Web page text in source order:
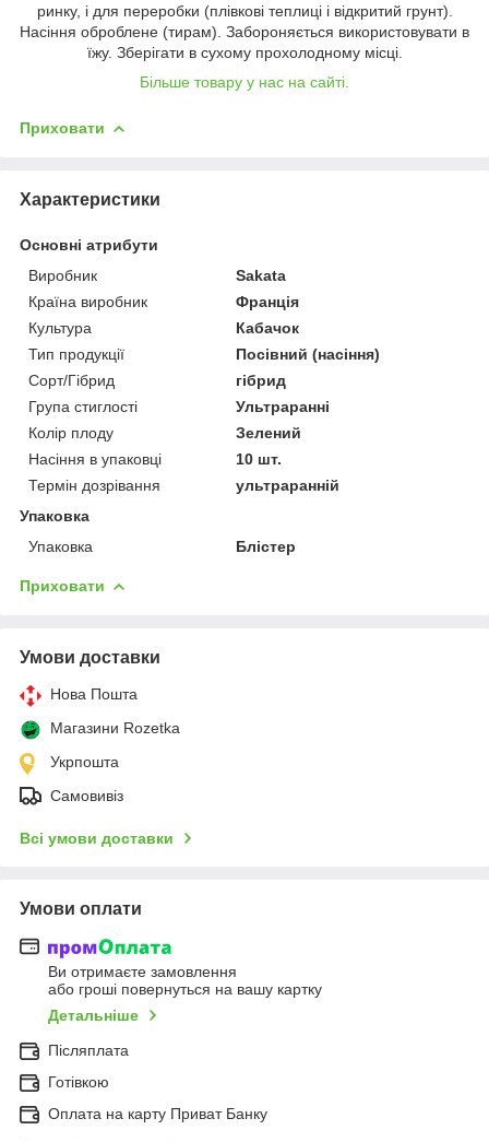
ринку, і для переробки (плівкові теплиці і відкритий грунт).
Насіння оброблене (тирам). Забороняється використовувати в
їжу. Зберігати в сухому прохолодному місці.
Більше товару у нас на сайті.
Приховати
Характеристики
Основні атрибути
Виробник
Sakata
Країна виробник
Франція
Культура
Кабачок
Тип продукції
Посівний (насіння)
Сорт/Гібрид
гібрид
Група стиглості
Ультраранні
Колір плоду
Зелений
Насіння в упаковці
10 шт.
Термін дозрівання
ультраранній
Упаковка
Упаковка
Блістер
Приховати
Умови доставки
Нова Пошта
Магазини Rozetka
Укрпошта
Самовивіз
Всі умови доставки
Умови оплати
Ви отримаєте замовлення
або гроші повернуться на вашу картку
Детальніше
Післяплата
Готівкою
Оплата на карту Приват Банку